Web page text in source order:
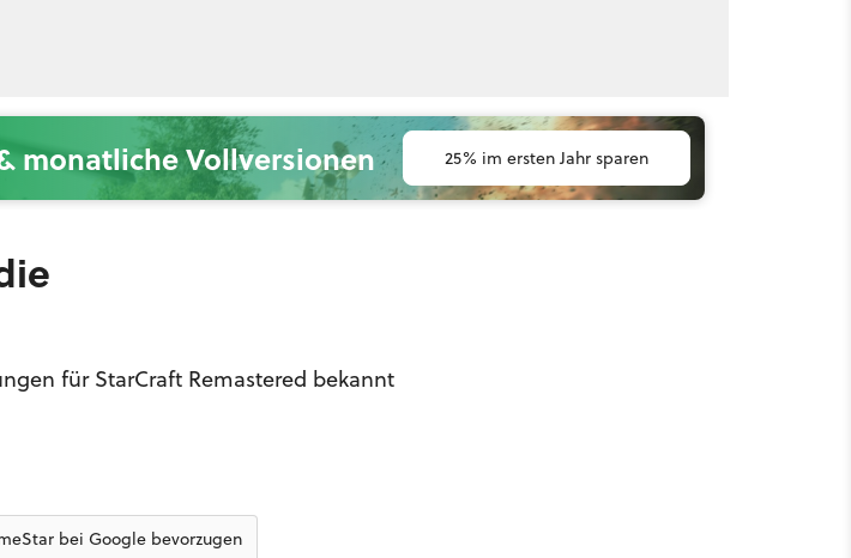
monatliche Vollversionen 25% im ersten Jahr sparen
für StarCraft Remastered bekannt
bei Google bevorzugen